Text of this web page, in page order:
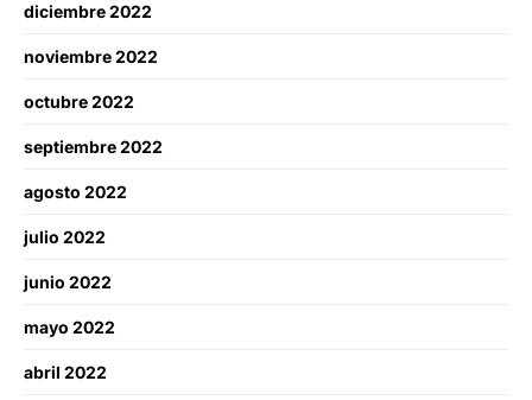
diciembre 2022
noviembre 2022
octubre 2022
septiembre 2022
agosto 2022
julio 2022
junio 2022
mayo 2022
abril 2022